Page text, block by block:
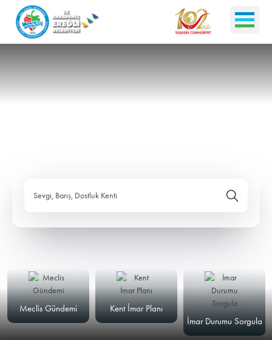
Sevgi, Barış, Dostluk Kenti
Meclis Gündemi
Kent İmar Planı
İmar Durumu Sorgula